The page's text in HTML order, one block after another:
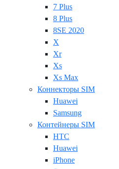
7 Plus
8 Plus
8SE 2020
X
Xr
Xs
Xs Max
Коннекторы SIM
Huawei
Samsung
Контейнеры SIM
HTC
Huawei
iPhone